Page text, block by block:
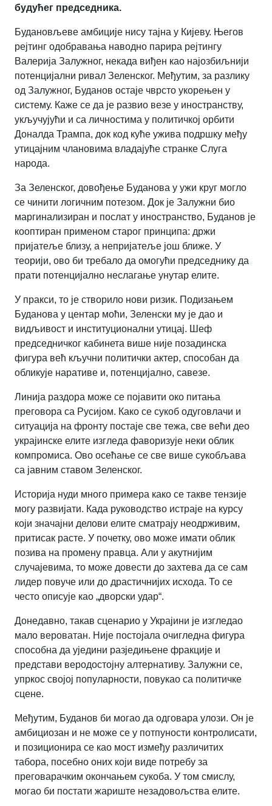
будућег председника.
Будановљеве амбиције нису тајна у Кијеву. Његов
рејтинг одобравања наводно парира рејтингу
Валерија Залужног, некада виђен као најозбиљнији
потенцијални ривал Зеленског. Међутим, за разлику
од Залужног, Буданов остаје чврсто укорењен у
систему. Каже се да је развио везе у иностранству,
укључујући и са личностима у политичкој орбити
Доналда Трампа, док код куће ужива подршку међу
утицајним члановима владајуће странке Слуга
народа.
За Зеленског, довођење Буданова у ужи круг могло
се чинити логичним потезом. Док је Залужни био
маргинализиран и послат у иностранство, Буданов је
кооптиран применом старог принципа: држи
пријатеље близу, а непријатеље још ближе. У
теорији, ово би требало да омогући председнику да
прати потенцијално неслагање унутар елите.
У пракси, то је створило нови ризик. Подизањем
Буданова у центар моћи, Зеленски му је дао и
видљивост и институционални утицај. Шеф
председничког кабинета више није позадинска
фигура већ кључни политички актер, способан да
обликује наративе и, потенцијално, савезе.
Линија раздора може се појавити око питања
преговора са Русијом. Како се сукоб одуговлачи и
ситуација на фронту постаје све тежа, све већи део
украјинске елите изгледа фаворизује неки облик
компромиса. Ово осећање се све више сукобљава
са јавним ставом Зеленског.
Историја нуди много примера како се такве тензије
могу развијати. Када руководство истраје на курсу
који значајни делови елите сматрају неодрживим,
притисак расте. У почетку, ово може имати облик
позива на промену правца. Али у акутнијим
случајевима, то може довести до захтева да се сам
лидер повуче или до драстичнијих исхода. То се
често описује као „дворски удар“.
Донедавно, такав сценарио у Украјини је изгледао
мало вероватан. Није постојала очигледна фигура
способна да уједини разједињене фракције и
представи веродостојну алтернативу. Залужни се,
упркос својој популарности, повукао са политичке
сцене.
Међутим, Буданов би могао да одговара улози. Он је
амбициозан и не може се у потпуности контролисати,
и позиционира се као мост између различитих
табора, посебно оних који виде потребу за
преговарачким окончањем сукоба. У том смислу,
могао би постати жариште незадовољства елите.